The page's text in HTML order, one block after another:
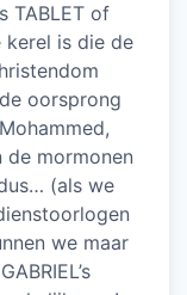
TABLET of
kerel is die de
oorsprong
mormonen
(als we
we maar